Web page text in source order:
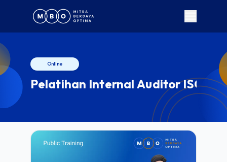
Online
Pelatihan Internal Auditor ISO/